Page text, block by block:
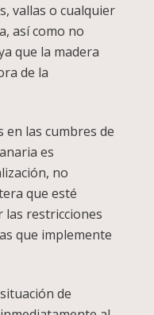
vallas o cualquier
así como no
que la madera
de la
en las cumbres de
es
no
que esté
las restricciones
que implemente
de